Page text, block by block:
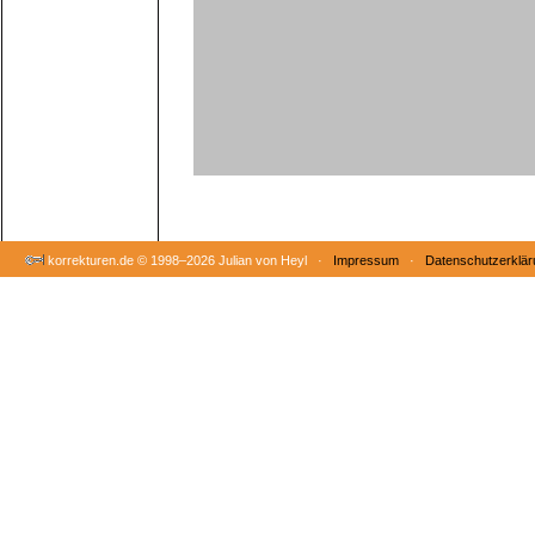
korrekturen.de © 1998–2026 Julian von Heyl · Impressum ·